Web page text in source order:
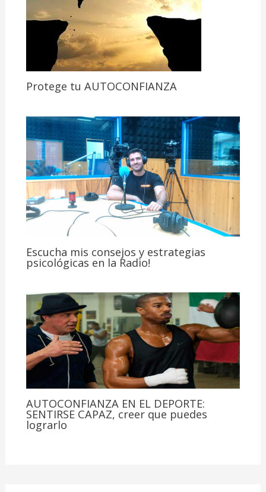
Protege tu AUTOCONFIANZA
Escucha mis consejos y estrategias
psicológicas en la Radio!
AUTOCONFIANZA EN EL DEPORTE:
SENTIRSE CAPAZ, creer que puedes
lograrlo